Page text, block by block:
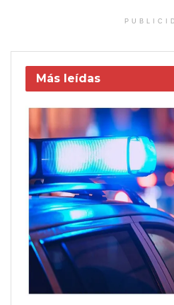
Más leídas